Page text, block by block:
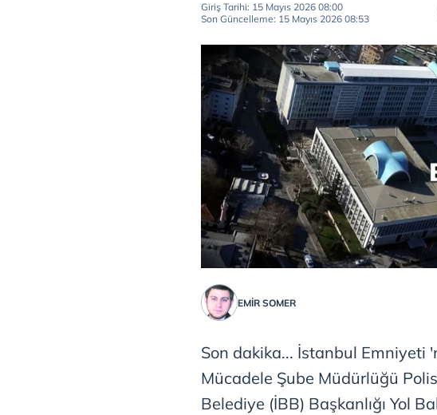
Giriş Tarihi: 15 Mayıs 2026 08:00
Son Güncelleme: 15 Mayıs 2026 08:53
EMIR SOMER
Son dakika... İstanbul Emniyeti
Mücadele Şube Müdürlüğü
Belediye (İBB) Başkanlığı Yol